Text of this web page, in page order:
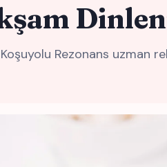
Rezonans uzman